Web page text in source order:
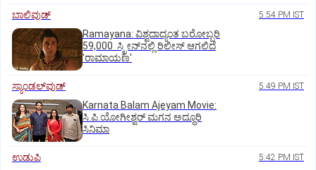
ಬಾಲಿವುಡ್‌ 5:54 PM IST
Ramayana: ವಿಶ್ವದಾದ್ಯಂತ ಬರೋಬ್ಬರಿ
59,000 ಸ್ಕ್ರೀನ್‌ನಲ್ಲಿ ರಿಲೀಸ್‌ ಆಗಲಿದೆ
'ರಾಮಾಯಣ'
ಸ್ಯಾಂಡಲ್‌ವುಡ್‌ 5:49 PM IST
Karnata Balam Ajeyam Movie:
ಸಿ.ಪಿ.ಯೋಗೀಶ್ವರ್‌ ಮಗನ ಅದ್ಧೂರಿ
ಸಿನಿಮಾ
ಉಡುಪಿ 5:42 PM IST